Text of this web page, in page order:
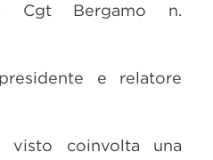
Cgt Bergamo n.
e relatore
visto coinvolta una